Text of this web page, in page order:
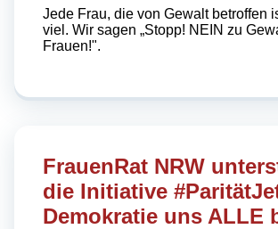
Jede Frau, die von Gewalt betroffen
viel. Wir sagen „Stopp! NEIN zu
Frauen!".
FrauenRat NRW
die Initiative
Demokratie uns ALLE